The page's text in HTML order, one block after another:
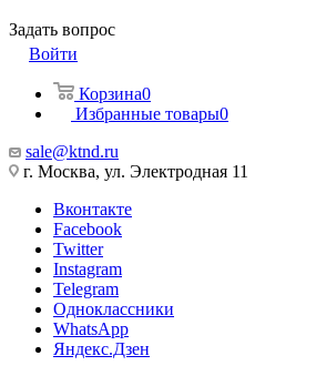
Задать вопрос
Войти
Корзина0
Избранные товары0
sale@ktnd.ru
г. Москва, ул. Электродная 11
Вконтакте
Facebook
Twitter
Instagram
Telegram
Одноклассники
WhatsApp
Яндекс.Дзен